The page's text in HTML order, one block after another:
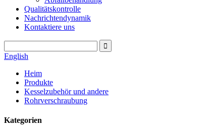
Qualitätskontrolle
Nachrichtendynamik
Kontaktiere uns
English
Heim
Produkte
Kesselzubehör und andere
Rohrverschraubung
Kategorien